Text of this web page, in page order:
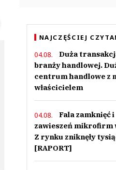
NAJCZĘŚCIEJ
04.08.
Duża
branży handlowej.
centrum handlowe z
właścicielem
04.08.
Fala zamknięć i
zawieszeń mikrofirm
Z rynku zniknęły
[RAPORT]